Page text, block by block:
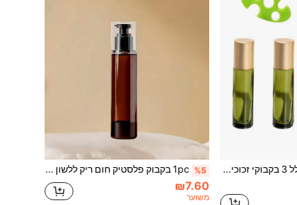
סט 6 חלקים (כולל 3 בקבוקי זכוכית 10 מ"ל בירוק זית, 1 משפך, 1 פיפטה, 1 גלגלת למריחה), בקבוקי גלגלת ירוקים לשמנים אתריים, בקבוקי גלגלת זכוכית 10 מ"ל, בקבוקי גלגלת בושם נסיעות עמידים לדליפה (ירוק זית)
%5 1pc בקבוק פלסטיק חום ריק ללשון ללא אוויר עם משאבת לوشن, מיכל אחסון קוסמטי ניתן למילוי עם ראש משאבה שחור ומכסה שקוף, בקבוק קטן בוואקום, בקבוק נסיעות ומיכל, משאבת לوشن קוסמטית למילוי, 50ml, 120ml, בקבוקי נסיעות, מיכלי נסיעות למוצרי טיפוח, מוצרי טיפוח בגודל נסיעות
₪7.60
משוער